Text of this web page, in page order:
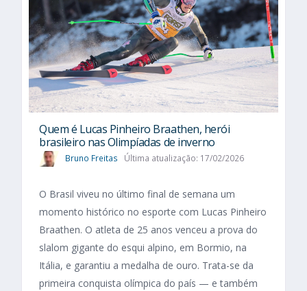
Quem é Lucas Pinheiro Braathen, herói
brasileiro nas Olimpíadas de inverno
Bruno Freitas Última atualização: 17/02/2026
O Brasil viveu no último final de semana um
momento histórico no esporte com Lucas Pinheiro
Braathen. O atleta de 25 anos venceu a prova do
slalom gigante do esqui alpino, em Bormio, na
Itália, e garantiu a medalha de ouro. Trata-se da
primeira conquista olímpica do país — e também